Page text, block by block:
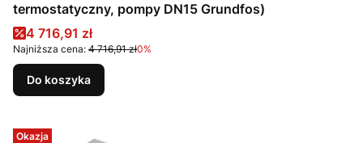
termostatyczny, pompy DN15 Grundfos)
Cena promocyjna
4 716,91 zł
Najniższa cena: 4 716,91 zł0%
Do koszyka
Okazja